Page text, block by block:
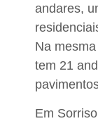
andares,
Na
tem 21
Em